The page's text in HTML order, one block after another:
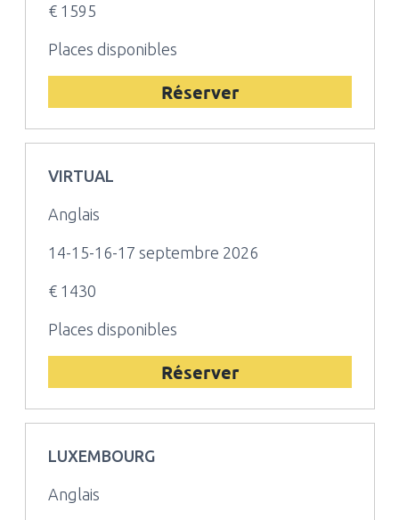
€ 1595
Places disponibles
Réserver
VIRTUAL
Anglais
14-15-16-17 septembre 2026
€ 1430
Places disponibles
Réserver
LUXEMBOURG
Anglais